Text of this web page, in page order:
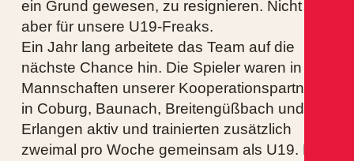
ein Grund gewesen, zu resignieren. Nicht
aber für unsere U19-Freaks.
Ein Jahr lang arbeitete das Team auf die
nächste Chance hin. Die Spieler waren in den
Mannschaften unserer Kooperationspartner
in Coburg, Baunach, Breitengüßbach und
Erlangen aktiv und trainierten zusätzlich
zweimal pro Woche gemeinsam als U19. Das